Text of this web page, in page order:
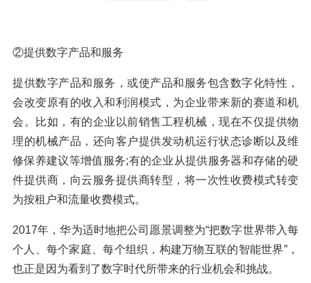
②提供数字产品和服务
提供数字产品和服务，或使产品和服务包含数字化特性，
会改变原有的收入和利润模式，为企业带来新的赛道和机
会。比如，有的企业以前销售工程机械，现在不仅提供物
理的机械产品，还向客户提供发动机运行状态诊断以及维
修保养建议等增值服务;有的企业从提供服务器和存储的硬
件提供商，向云服务提供商转型，将一次性收费模式转变
为按租户和流量收费模式。
2017年，华为适时地把公司愿景调整为“把数字世界带入每
个人、每个家庭、每个组织，构建万物互联的智能世界”，
也正是因为看到了数字时代所带来的行业机会和挑战。